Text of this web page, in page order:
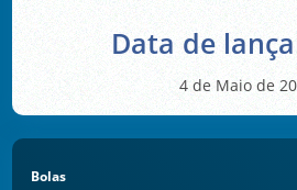
Data de
4 de Maio de
Bolas